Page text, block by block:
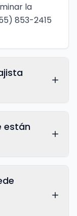
la
853-2415
están